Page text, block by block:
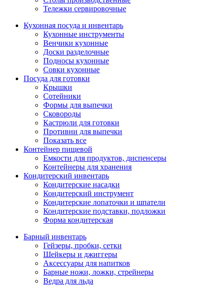
Тележки сервировочные
Кухонная посуда и инвентарь
Кухонные инструменты
Венчики кухонные
Доски разделочные
Подносы кухонные
Совки кухонные
Посуда для готовки
Крышки
Сотейники
Формы для выпечки
Сковороды
Кастрюли для готовки
Противни для выпечки
Показать все
Контейнер пищевой
Емкости для продуктов, диспенсеры
Контейнеры для хранения
Кондитерский инвентарь
Кондитерские насадки
Кондитерский инструмент
Кондитерские лопаточки и шпатели
Кондитерские подставки, подложки
Форма кондитерская
Барный инвентарь
Гейзеры, пробки, сетки
Шейкеры и джиггеры
Аксессуары для напитков
Барные ножи, ложки, стрейнеры
Ведра для льда